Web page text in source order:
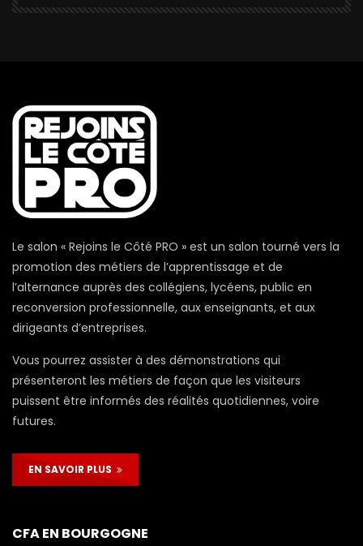
Le salon « Rejoins le Côté PRO » est un salon tourné vers la
promotion des métiers de l’apprentissage et de
l’alternance auprès des collégiens, lycéens, public en
reconversion professionnelle, aux enseignants, et aux
dirigeants d’entreprises.
Vous pourrez assister à des démonstrations qui
présenteront les métiers de façon que les visiteurs
puissent être informés des réalités quotidiennes, voire
futures.
EN SAVOIR PLUS
CFA EN BOURGOGNE